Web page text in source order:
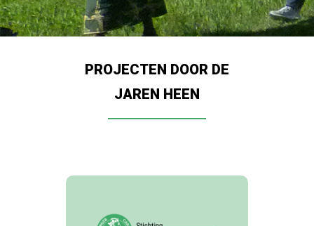
PROJECTEN DOOR DE
JAREN HEEN